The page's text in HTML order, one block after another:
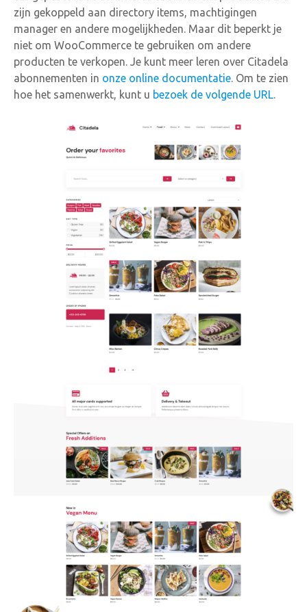
zijn gekoppeld aan directory items, machtigingen
manager en andere mogelijkheden. Maar dit beperkt je
niet om WooCommerce te gebruiken om andere
producten te verkopen. Je kunt meer leren over Citadela
abonnementen in onze online documentatie. Om te zien
hoe het samenwerkt, kunt u bezoek de volgende URL.